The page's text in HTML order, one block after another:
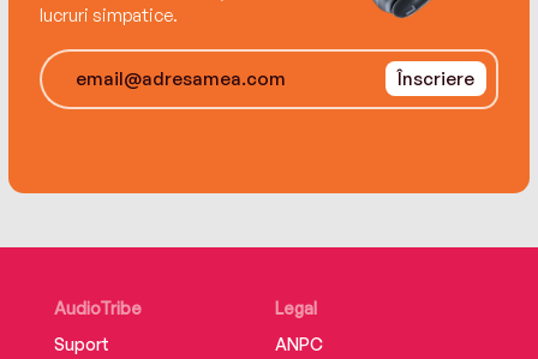
© Editura Art, 2017, pentru prezenta ediţie
Traducere din limba suedeză de Andreea
lucruri simpatice.
Înscriere
AudioTribe
Suport
Legal
ANPC